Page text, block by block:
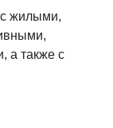
жилыми,
а также с